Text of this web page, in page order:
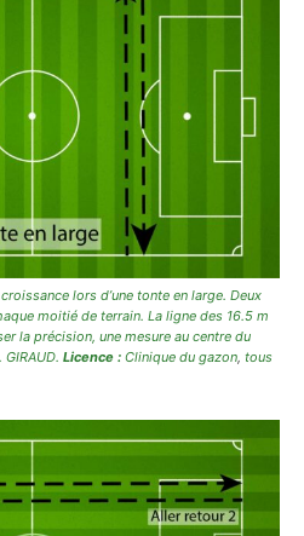
lors d’une tonte en large. Deux
moitié de terrain. La ligne des 16.5 m
la précision, une mesure au centre du
Licence : Clinique du gazon, tous